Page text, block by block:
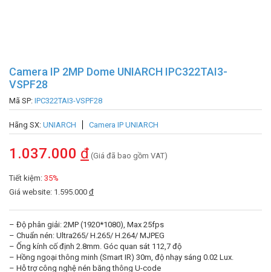
Camera IP 2MP Dome UNIARCH IPC322TAI3-
VSPF28
Mã SP: IPC322TAI3-VSPF28
Hãng SX: UNIARCH Camera IP UNIARCH
1.037.000 đ (Giá đã bao gồm VAT)
Tiết kiệm: 35%
Giá website: 1.595.000 đ
– Độ phân giải: 2MP (1920*1080), Max 25fps
– Chuẩn nén: Ultra265/ H.265/ H.264/ MJPEG
– Ống kính cố định 2.8mm. Góc quan sát 112,7 độ
– Hồng ngoại thông minh (Smart IR) 30m, độ nhạy sáng 0.02 Lux.
– Hỗ trợ công nghệ nén băng thông U-code